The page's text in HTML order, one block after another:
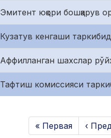
Эмитент юқори бошқарув
Кузатув кенгаши
Аффилланган шахслар
Тафтиш комиссияси
« Первая ‹